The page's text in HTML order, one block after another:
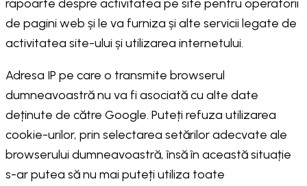
rapoarte despre activitatea pe site pentru operatorii
de pagini web și le va furniza și alte servicii legate de
activitatea site-ului și utilizarea internetului.
Adresa IP pe care o transmite browserul
dumneavoastră nu va fi asociată cu alte date
deținute de către Google. Puteți refuza utilizarea
cookie-urilor, prin selectarea setărilor adecvate ale
browserului dumneavoastră, însă în această situație
s-ar putea să nu mai puteți utiliza toate